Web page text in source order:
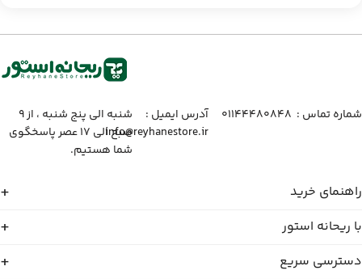
شماره تماس :‌ ۰۱۱۴۴۴۸۰۸۴۸
آدرس ایمیل :‌
info@reyhanestore.ir
شنبه الی پنج شنبه ، از ۹
صبح الی ۱۷ عصر پاسخگوی
شما هستیم.
راهنمای خرید
با ریحانه استور
دسترسی سریع